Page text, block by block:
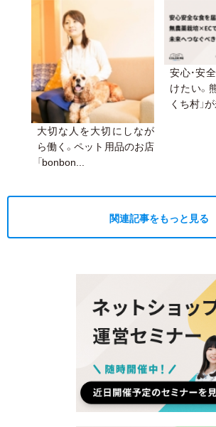
大切な人を大切にしなが
ら働く。ペット用品のお店
「bonbon...
安心・安
けたい。
くち村」が
関連記事をもっと見る